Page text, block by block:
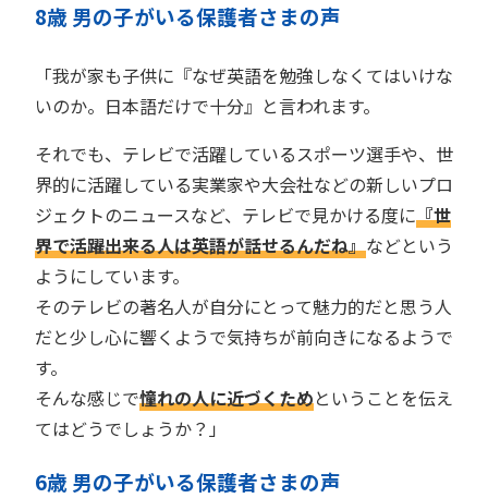
8歳 男の子がいる保護者さまの声
「我が家も子供に『なぜ英語を勉強しなくてはいけな
いのか。日本語だけで十分』と言われます。
それでも、テレビで活躍しているスポーツ選手や、世
界的に活躍している実業家や大会社などの新しいプロ
ジェクトのニュースなど、テレビで見かける度に『世
界で活躍出来る人は英語が話せるんだね』などという
ようにしています。
そのテレビの著名人が自分にとって魅力的だと思う人
だと少し心に響くようで気持ちが前向きになるようで
す。
そんな感じで憧れの人に近づくためということを伝え
てはどうでしょうか？」
6歳 男の子がいる保護者さまの声